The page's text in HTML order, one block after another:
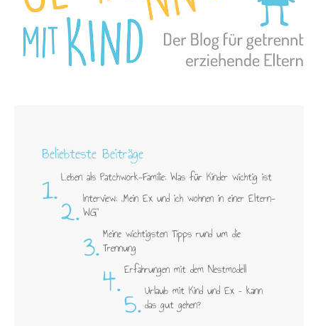
Beliebteste Beiträge
1. Leben als Patchwork-Familie: Was für Kinder wichtig ist
2. Interview: „Mein Ex und ich wohnen in einer Eltern-
WG"
3. Meine wichtigsten Tipps rund um die
Trennung
4. Erfahrungen mit dem Nestmodell
5. Urlaub mit Kind und Ex – kann
das gut gehen?